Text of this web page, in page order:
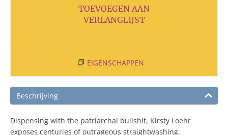
TOEVOEGEN AAN
VERLANGLIJST
EIGENSCHAPPEN
Beschrijving
Dispensing with the patriarchal bullshit, Kirsty Loehr
exposes centuries of outrageous straightwashing.